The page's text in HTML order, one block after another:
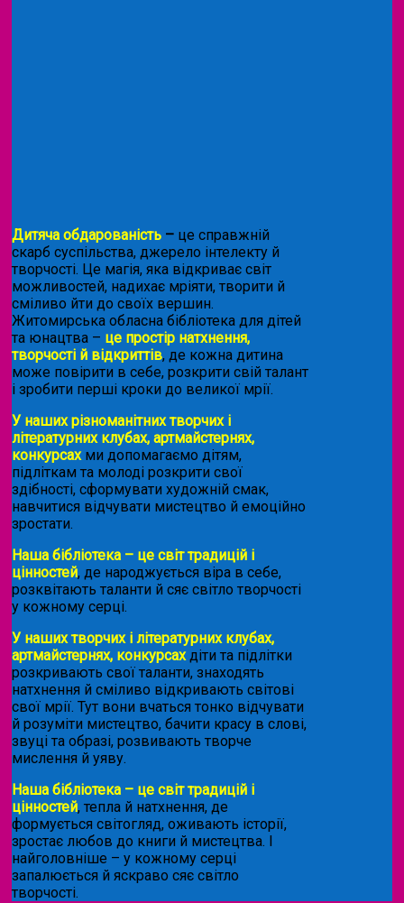
Дитяча обдарованість – це справжній
скарб суспільства, джерело інтелекту й
творчості. Це магія, яка відкриває світ
можливостей, надихає мріяти, творити й
сміливо йти до своїх вершин.
Житомирська обласна бібліотека для дітей
та юнацтва – це простір натхнення,
творчості й відкриттів, де кожна дитина
може повірити в себе, розкрити свій талант
і зробити перші кроки до великої мрії.
У наших різноманітних творчих і
літературних клубах, артмайстернях,
конкурсахми допомагаємо дітям,
підліткам та молоді розкрити свої
здібності, сформувати художній смак,
навчитися відчувати мистецтво й емоційно
зростати.
Наша бібліотека – це світ традицій і
цінностей, де народжується віра в себе,
розквітають таланти й сяє світло творчості
у кожному серці.
У наших творчих і літературних клубах,
артмайстернях, конкурсахдіти та підлітки
розкривають свої таланти, знаходять
натхнення й сміливо відкривають світові
свої мрії. Тут вони вчаться тонко відчувати
й розуміти мистецтво, бачити красу в слові,
звуці та образі, розвивають творче
мислення й уяву.
Наша бібліотека – це світ традицій і
цінностей, тепла й натхнення, де
формується світогляд, оживають історії,
зростає любов до книги й мистецтва. І
найголовніше – у кожному серці
запалюється й яскраво сяє світло
творчості.